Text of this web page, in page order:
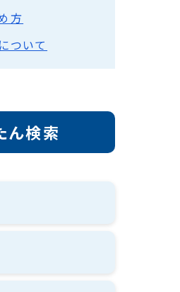
方
ついて
ん検索